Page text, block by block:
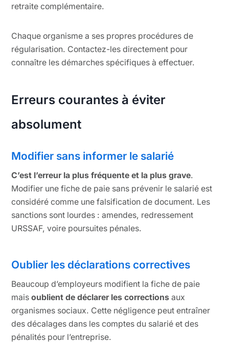
retraite complémentaire.
Chaque organisme a ses propres procédures de
régularisation. Contactez-les directement pour
connaître les démarches spécifiques à effectuer.
Erreurs courantes à éviter
absolument
Modifier sans informer le salarié
C’est l’erreur la plus fréquente et la plus grave.
Modifier une fiche de paie sans prévenir le salarié est
considéré comme une falsification de document. Les
sanctions sont lourdes : amendes, redressement
URSSAF, voire poursuites pénales.
Oublier les déclarations correctives
Beaucoup d’employeurs modifient la fiche de paie
maisoublient de déclarer les corrections aux
organismes sociaux. Cette négligence peut entraîner
des décalages dans les comptes du salarié et des
pénalités pour l’entreprise.